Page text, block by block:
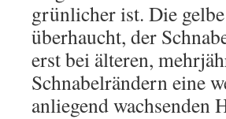
grünlicher ist. Die
überhaucht, der
erst bei älteren,
Schnabelrändern eine
anliegend wachsenden